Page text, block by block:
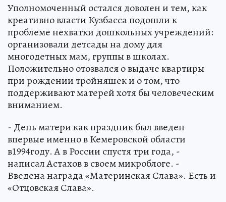
Уполномоченный остался доволен и тем, как
креативно власти Кузбасса подошли к
проблеме нехватки дошкольных учреждений:
организовали детсады на дому для
многодетных мам, группы в школах.
Положительно отозвался о выдаче квартиры
при рождении тройняшек и о том, что
поддерживают матерей хотя бы человеческим
вниманием.
- День матери как праздник был введен
впервые именно в Кемеровской области
в1994году. А в России спустя три года, -
написал Астахов в своем микроблоге. -
Введена награда «Материнская Слава». Есть и
«Отцовская Слава».